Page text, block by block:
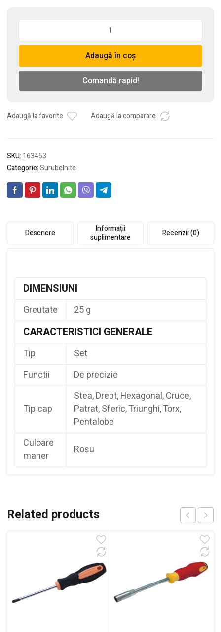
profesionala
surubelnita
precizie
de
rosu
Adaugă în coș
Comandă rapid!
Adaugă la favorite Adaugă la comparare
SKU: 163453
Categorie:Surubelnite
Descriere
Informații
suplimentare
Recenzii (0)
DIMENSIUNI
Greutate 25 g
CARACTERISTICI GENERALE
Tip
Set
Functii
De precizie
Tip cap
Stea, Drept, Hexagonal, Cruce,
Patrat, Sferic, Triunghi, Torx,
Pentalobe
Culoare
maner
Rosu
Related products